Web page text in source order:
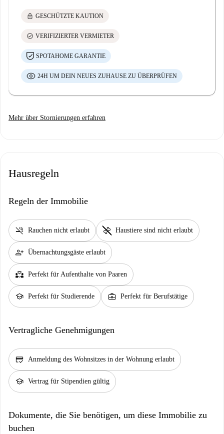
lock GESCHÜTZTE KAUTION
check_circle VERIFIZIERTER VERMIETER
SPOTAHOME GARANTIE
24H UM DEIN NEUES ZUHAUSE ZU ÜBERPRÜFEN
Mehr über Stornierungen erfahren
Hausregeln
Regeln der Immobilie
smoke_free Rauchen nicht erlaubt pet_supplies Haustiere sind nicht erlaubt
person_add Übernachtungsgäste erlaubt
partner_heart Perfekt für Aufenthalte von Paaren
school Perfekt für Studierende business_center Perfekt für Berufstätige
Vertragliche Genehmigungen
credit_score Anmeldung des Wohnsitzes in der Wohnung erlaubt
school Vertrag für Stipendien gültig
Dokumente, die Sie benötigen, um diese Immobilie zu
buchen